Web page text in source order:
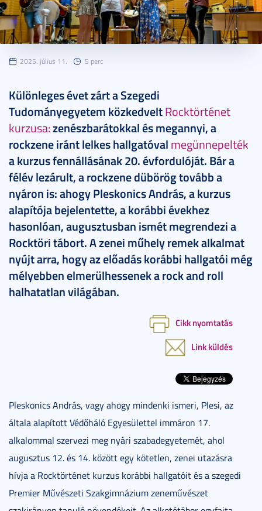
2025. július 11. 5 perc
Különleges évet zárt a Szegedi
Tudományegyetem közkedveltRocktörténet
kurzusa:zenészbarátokkal és megannyi, a
rockzene iránt lelkes hallgatóval megünnepelték
a kurzus fennállásának 20. évfordulóját. Bár a
félév lezárult, a rockzene dübörög tovább a
nyáron is: ahogy Pleskonics András, a kurzus
alapítója bejelentette, a korábbi évekhez
hasonlóan, augusztusban ismét megrendezi a
Rocktöri tábort. A zenei műhely remek alkalmat
nyújt arra, hogy az előadás korábbi hallgatói még
mélyebben elmerülhessenek a rock and roll
halhatatlan világában.
Cikk nyomtatás
Link küldés
Pleskonics András, vagy ahogy mindenki ismeri, Plesi, az
általa alapított Védőháló Egyesülettel immáron 17.
alkalommal szervezi meg nyári szabadegyetemét, ahol
augusztus 12. és 14. között egy kötetlen, zenei utazásra
hívja a Rocktörténet kurzus korábbi hallgatóit és a szegedi
Premier Művészeti Szakgimnázium zeneművészet